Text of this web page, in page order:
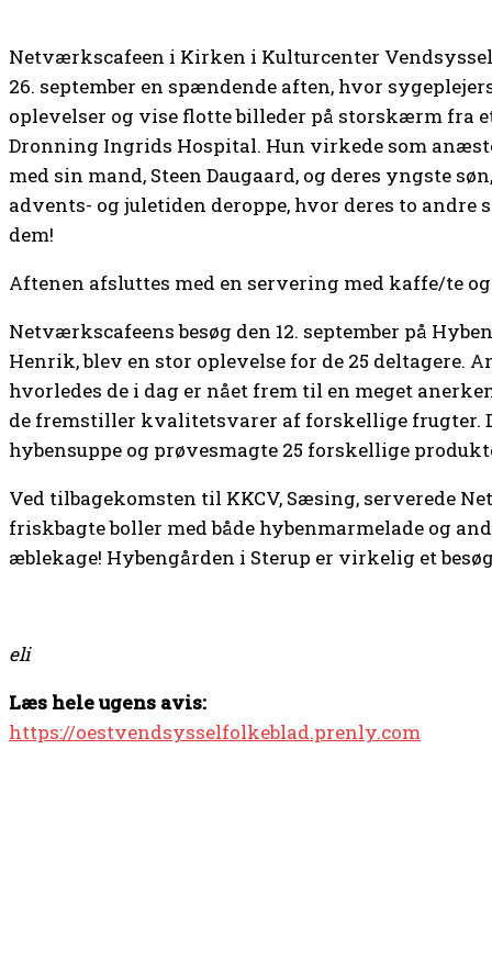
Netværkscafeen i Kirken i Kulturcenter
26. september en spændende aften, hvor
oplevelser og vise flotte billeder på storskærm fra
Dronning Ingrids Hospital. Hun virkede som
med sin mand, Steen Daugaard, og deres yngste
advents- og juletiden deroppe, hvor deres to andre
dem!
Aftenen afsluttes med en servering med kaffe/te
Netværkscafeens besøg den 12. september på
Henrik, blev en stor oplevelse for de 25 deltagere.
hvorledes de i dag er nået frem til en meget
de fremstiller kvalitetsvarer af forskellige frugter.
hybensuppe og prøvesmagte 25 forskellige
Ved tilbagekomsten til KKCV, Sæsing, serverede
friskbagte boller med både hybenmarmelade og
æblekage! Hybengården i Sterup er virkelig et
eli
Læs hele ugens avis:
https://oestvendsysselfolkeblad.prenly.com